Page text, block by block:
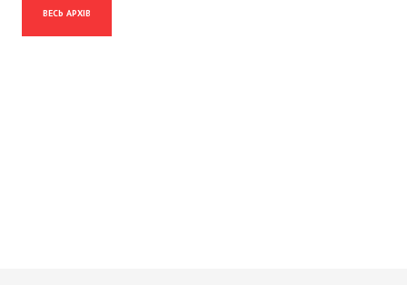
ВЕСЬ АРХІВ